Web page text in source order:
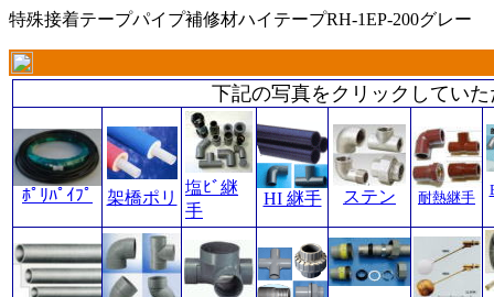
特殊接着テープパイプ補修材ハイテープRH-1EP-200グレー
下記の写真をクリックしてい
ﾎﾟﾘﾊﾟｲﾌﾟ 架橋ポリ
塩ﾋﾞ継
手
HI 継手 ステン 耐熱継手